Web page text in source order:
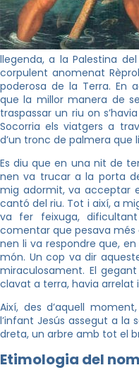
llegenda, a la Palestina
corpulent anomenat
poderosa de la Terra. En
que la millor manera de
traspassar un riu on
Socorria els viatgers a
d’un tronc de palmera que
Es diu que en una nit de
nen va trucar a la porta
mig adormit, va acceptar
cantó del riu. Tot i així, a
va fer feixuga,
comentar que pesava
nen li va respondre que,
món. Un cop va dir
miraculosament. El
clavat a terra, havia arrelat
Així, des d’aquell
l’infant Jesús assegut a la
dreta, un arbre amb tot el
Etimologia del